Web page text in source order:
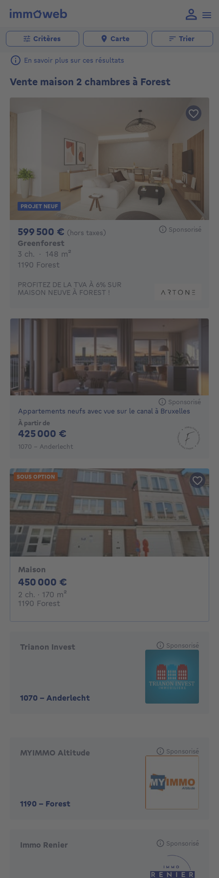
Critères Carte Trier
En savoir plus sur ces résultats
Vente maison 2 chambres à Forest
PROJET NEUF
599 500 € 599500€
(hors taxes) Sponsorisé
Greenforest
3 ch. 3 chambres
· 148 m²
1190 Forest
PROFITEZ DE LA TVA À 6% SUR
MAISON NEUVE À FOREST !
Sponsorisé
Appartements neufs avec vue sur le canal à Bruxelles
À partir de
425 000 €
1070 - Anderlecht
Maison
450 000 €
2 ch. 2 chambres
· 170 m²
1190 Forest
SOUS OPTION
Trianon Invest
1070 - Anderlecht
Sponsorisé
MYIMMO Altitude
1190 - Forest
Sponsorisé
Immo Renier Sponsorisé